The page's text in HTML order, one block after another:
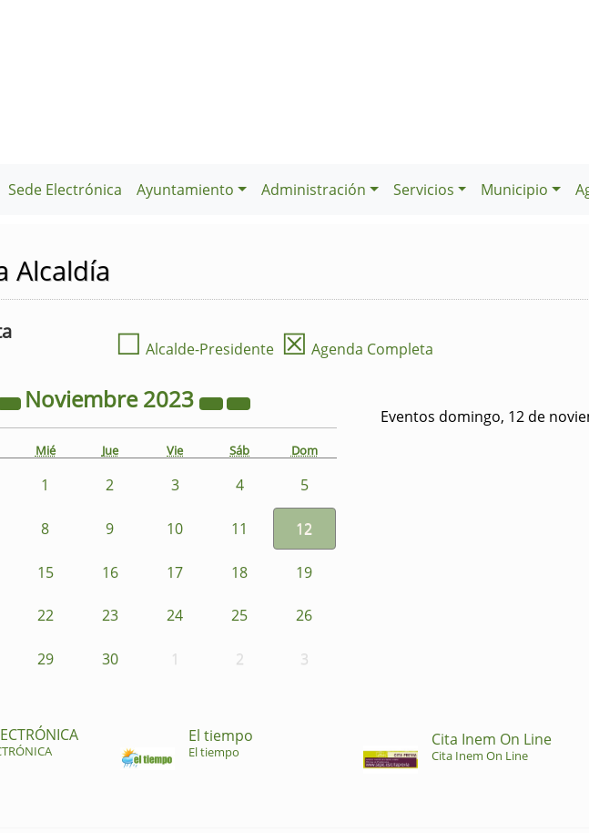
Sede Electrónica Ayuntamiento Administración Servicios Municipio
Alcaldía
☐ Alcalde-Presidente ☒ Agenda Completa
Noviembre2023
Mié Jue Vie Sáb Dom
1 2 3 4 5
8 9 10 11 12
15 16 17 18 19
22 23 24 25 26
29 30 1 2 3
Eventos domingo, 12 de
El tiempo
El tiempo
Cita Inem On Line
Cita Inem On Line